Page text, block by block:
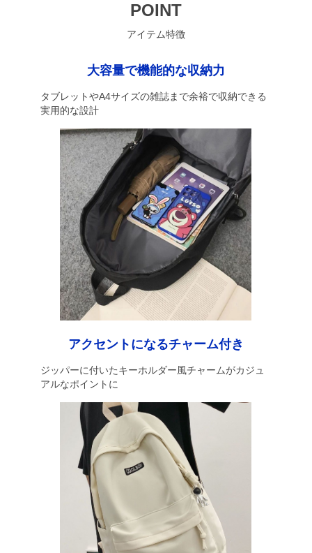
POINT
アイテム特徴
大容量で機能的な収納力
タブレットやA4サイズの雑誌まで余裕で収納できる
実用的な設計
アクセントになるチャーム付き
ジッパーに付いたキーホルダー風チャームがカジュ
アルなポイントに